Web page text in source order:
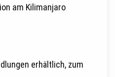
am Kilimanjaro
erhältlich, zum